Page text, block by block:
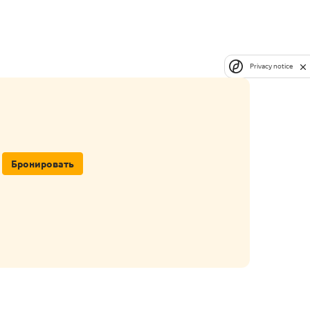
Бронировать
Privacy notice